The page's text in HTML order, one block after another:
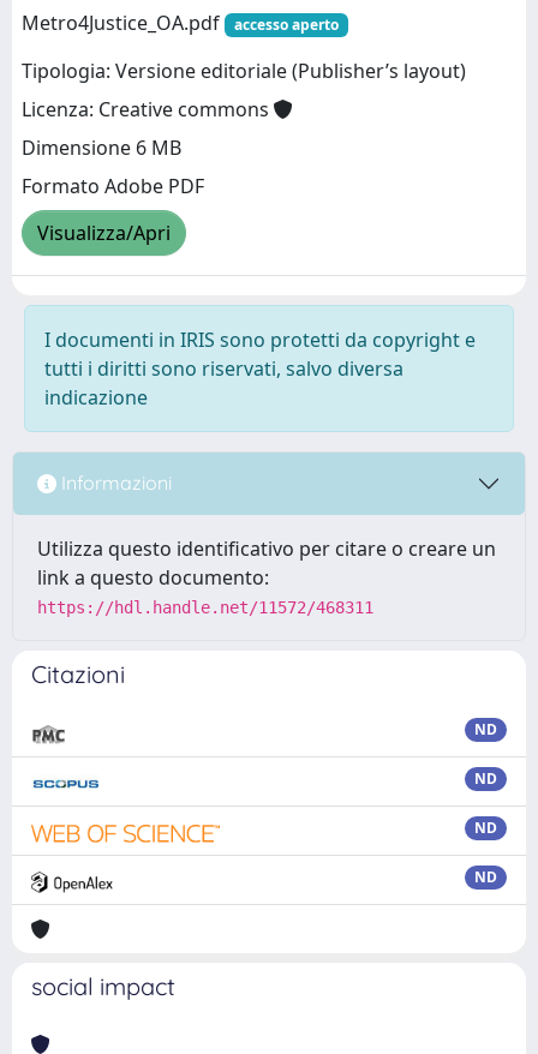
Metro4Justice_OA.pdf
accesso aperto
Tipologia: Versione editoriale (Publisher’s layout)
Licenza: Creative commons
Dimensione 6 MB
Formato Adobe PDF
Visualizza/Apri
I documenti in IRIS sono protetti da copyright e
tutti i diritti sono riservati, salvo diversa
indicazione
Informazioni
Utilizza questo identificativo per citare o creare un
link a questo documento:
https://hdl.handle.net/11572/468311
Citazioni
ND
ND
ND
ND
social impact